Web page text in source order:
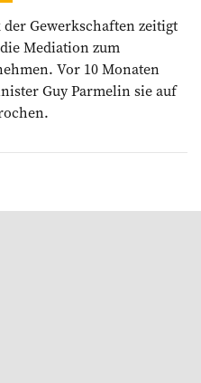
Gewerkschaften zeitigt
Mediation zum
Vor 10 Monaten
Guy Parmelin sie auf